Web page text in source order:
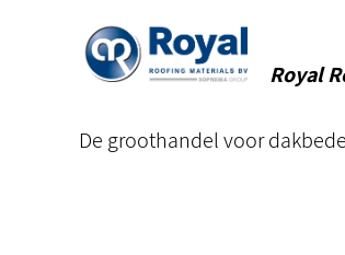
Royal
De groothandel voor